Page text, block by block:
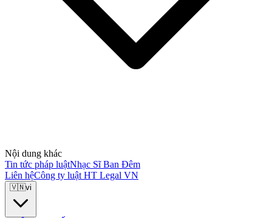
Nội dung khác
Tin tức pháp luậtNhạc Sĩ Ban Đêm
Liên hệCông ty luật HT Legal VN
🇻🇳vi